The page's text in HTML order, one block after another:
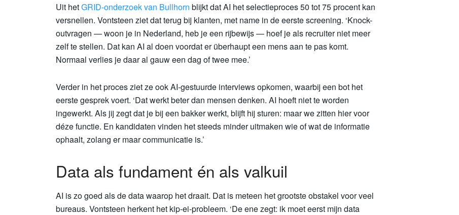
Uit hetGRID-onderzoek van Bullhorn blijkt dat AI het selectieproces 50 tot 75 procent kan
versnellen. Vontsteen ziet dat terug bij klanten, met name in de eerste screening. ‘Knock-
outvragen — woon je in Nederland, heb je een rijbewijs — hoef je als recruiter niet meer
zelf te stellen. Dat kan AI al doen voordat er überhaupt een mens aan te pas komt.
Normaal verlies je daar al gauw een dag of twee mee.’
Verder in het proces ziet ze ook AI-gestuurde interviews opkomen, waarbij een bot het
eerste gesprek voert. ‘Dat werkt beter dan mensen denken. AI hoeft niet te worden
ingewerkt. Als jij zegt dat je bij een bakker werkt, blijft hij sturen: maar we zitten hier voor
déze functie. En kandidaten vinden het steeds minder uitmaken wie of wat de informatie
ophaalt, zolang er maar communicatie is.’
Data als fundament én als valkuil
AI is zo goed als de data waarop het draait. Dat is meteen het grootste obstakel voor veel
bureaus. Vontsteen herkent het kip-ei-probleem. ‘De ene zegt: ik moet eerst mijn data